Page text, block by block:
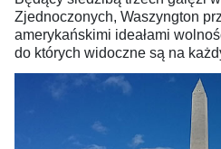
Zjednoczonych, Waszyngton
amerykańskimi ideałami
do których widoczne są na